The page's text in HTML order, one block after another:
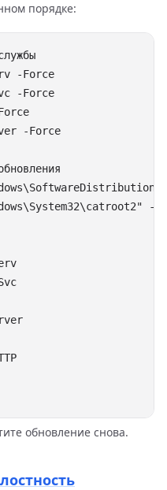
порядке:
обновление снова.